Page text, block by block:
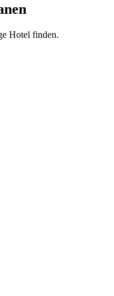
Hotel finden.